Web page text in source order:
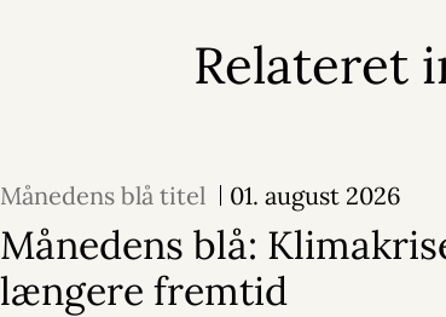
Relateret
Månedens blå titel 01. august 2026
Månedens blå:
længere fremtid